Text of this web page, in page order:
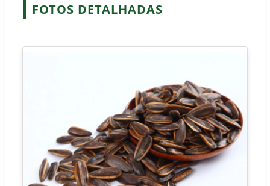
FOTOS DETALHADAS